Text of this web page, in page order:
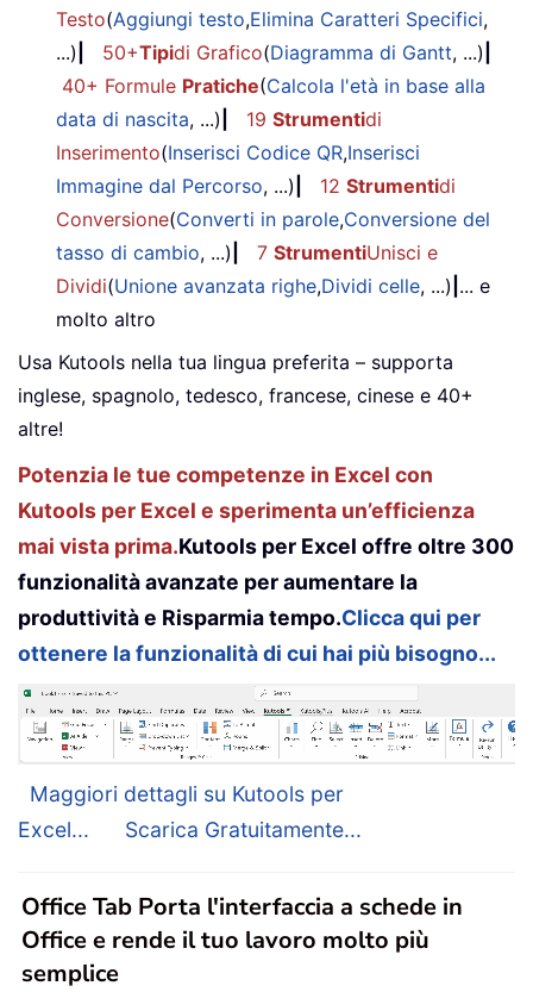
Testo(Aggiungi testo,Elimina Caratteri Specifici,
...)
50+Tipidi Grafico(Diagramma di Gantt, ...)
40+ Formule Pratiche(Calcola l'età in base alla
data di nascita, ...) 19 Strumentidi
Inserimento(Inserisci Codice QR,Inserisci
Immagine dal Percorso, ...) 12 Strumentidi
Conversione(Converti in parole,Conversione del
tasso di cambio, ...) 7 StrumentiUnisci e
Dividi(Unione avanzata righe,Dividi celle, ...) ... e
molto altro
Usa Kutools nella tua lingua preferita – supporta
inglese, spagnolo, tedesco, francese, cinese e 40+
altre!
Potenzia le tue competenze in Excel con
Kutools per Excel e sperimenta un’efficienza
mai vista prima.Kutools per Excel offre oltre 300
funzionalità avanzate per aumentare la
produttività e Risparmia tempo.Clicca qui per
ottenere la funzionalità di cui hai più bisogno...
Maggiori dettagli su Kutools per
Excel...
Scarica Gratuitamente...
Office Tab Porta l'interfaccia a schede in
Office e rende il tuo lavoro molto più
semplice